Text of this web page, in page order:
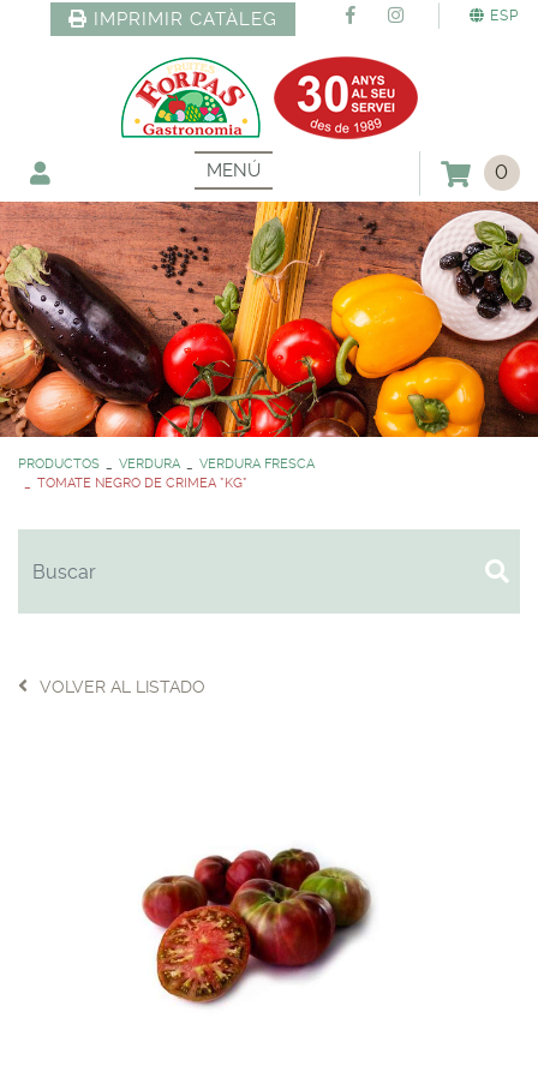
ESP
IMPRIMIR CATÀLEG
MENÚ 0
PRODUCTOS VERDURA
VERDURA FRESCA
TOMATE NEGRO DE CRIMEA *KG*
VOLVER AL LISTADO